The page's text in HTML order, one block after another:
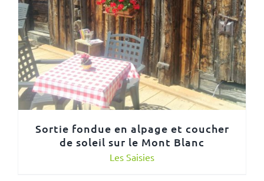
Sortie fondue en alpage et coucher
de soleil sur le Mont Blanc
Les Saisies